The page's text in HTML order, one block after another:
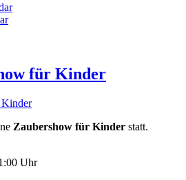
für Kinder
Zaubershow für Kinder statt.
Uhr